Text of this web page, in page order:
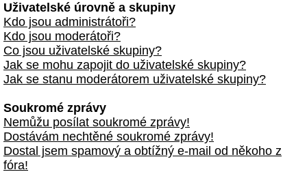
Uživatelské úrovně a skupiny
Kdo jsou administrátoři?
Kdo jsou moderátoři?
Co jsou uživatelské skupiny?
Jak se mohu zapojit do uživatelské skupiny?
Jak se stanu moderátorem uživatelské skupiny?
Soukromé zprávy
Nemůžu posílat soukromé zprávy!
Dostávám nechtěné soukromé zprávy!
Dostal jsem spamový a obtížný e-mail od někoho z
fóra!